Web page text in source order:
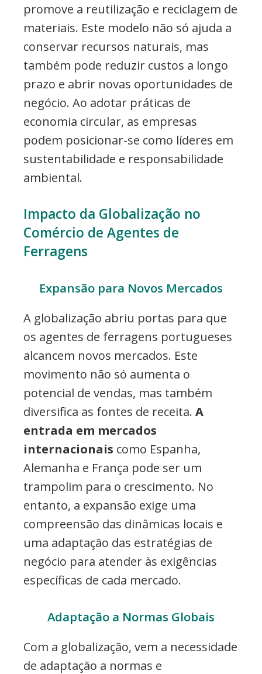
promove a reutilização e reciclagem de
materiais. Este modelo não só ajuda a
conservar recursos naturais, mas
também pode reduzir custos a longo
prazo e abrir novas oportunidades de
negócio. Ao adotar práticas de
economia circular, as empresas
podem posicionar-se como líderes em
sustentabilidade e responsabilidade
ambiental.
Impacto da Globalização no
Comércio de Agentes de
Ferragens
Expansão para Novos Mercados
A globalização abriu portas para que
os agentes de ferragens portugueses
alcancem novos mercados. Este
movimento não só aumenta o
potencial de vendas, mas também
diversifica as fontes de receita. A
entrada em mercados
internacionais como Espanha,
Alemanha e França pode ser um
trampolim para o crescimento. No
entanto, a expansão exige uma
compreensão das dinâmicas locais e
uma adaptação das estratégias de
negócio para atender às exigências
específicas de cada mercado.
Adaptação a Normas Globais
Com a globalização, vem a necessidade
de adaptação a normas e